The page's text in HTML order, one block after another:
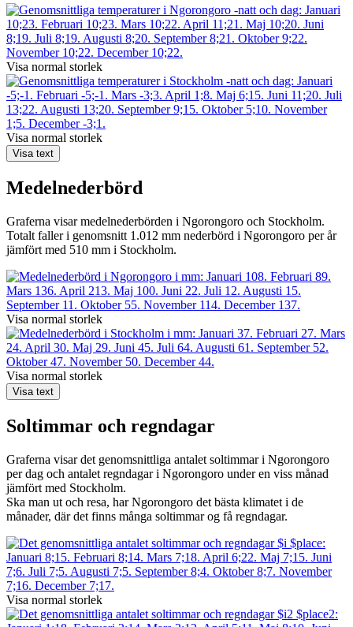
Visa normal storlek
Visa normal storlek
Visa text
Medelnederbörd
Graferna visar medelnederbörden i Ngorongoro och Stockholm.
Totalt faller i genomsnitt 1.012 mm nederbörd i Ngorongoro per år
jämfört med 510 mm i Stockholm.
Visa normal storlek
Visa normal storlek
Visa text
Soltimmar och regndagar
Graferna visar det genomsnittliga antalet soltimmar i Ngorongoro
per dag och antalet regndagar i Ngorongoro under en viss månad
jämfört med Stockholm.
Ska man ut och resa, har Ngorongoro det bästa klimatet i de
månader, där det finns många soltimmar og få regndagar.
Visa normal storlek